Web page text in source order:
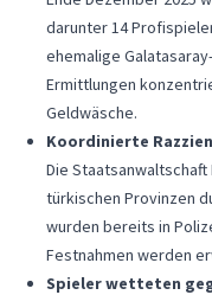
darunter 14
ehemalige
Ermittlungen
Geldwäsche.
Koordinierte
Die
türkischen Provinzen
wurden bereits in
Festnahmen werden
Spieler wetteten